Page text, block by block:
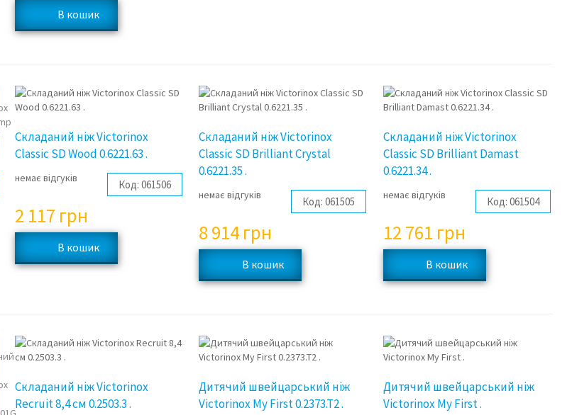
Складаний ніж Victorinox
Classic SD Wood 0.6221.63 .
немає відгуків Код: 061506
2 117 грн
Складаний ніж Victorinox
Classic SD Brilliant Crystal
0.6221.35 .
немає відгуків Код: 061505
8 914 грн
Складаний ніж Victorinox
Classic SD Brilliant Damast
0.6221.34 .
немає відгуків Код: 061504
12 761 грн
Складаний ніж Victorinox
Recruit 8,4 см 0.2503.3 .
Дитячий швейцарський ніж
Victorinox My First 0.2373.T2 .
Дитячий швейцарський ніж
Victorinox My First .